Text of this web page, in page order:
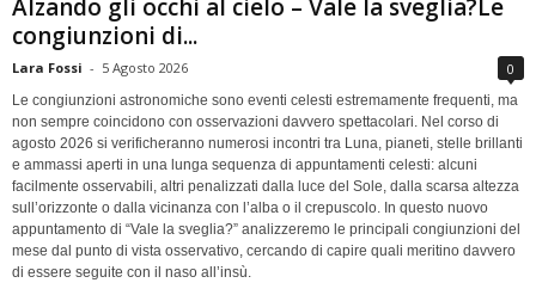
Alzando gli occhi al cielo – Vale la sveglia?Le
congiunzioni di...
Lara Fossi - 5 Agosto 2026 0
Le congiunzioni astronomiche sono eventi celesti estremamente frequenti, ma
non sempre coincidono con osservazioni davvero spettacolari. Nel corso di
agosto 2026 si verificheranno numerosi incontri tra Luna, pianeti, stelle brillanti
e ammassi aperti in una lunga sequenza di appuntamenti celesti: alcuni
facilmente osservabili, altri penalizzati dalla luce del Sole, dalla scarsa altezza
sull’orizzonte o dalla vicinanza con l’alba o il crepuscolo. In questo nuovo
appuntamento di “Vale la sveglia?” analizzeremo le principali congiunzioni del
mese dal punto di vista osservativo, cercando di capire quali meritino davvero
di essere seguite con il naso all’insù.